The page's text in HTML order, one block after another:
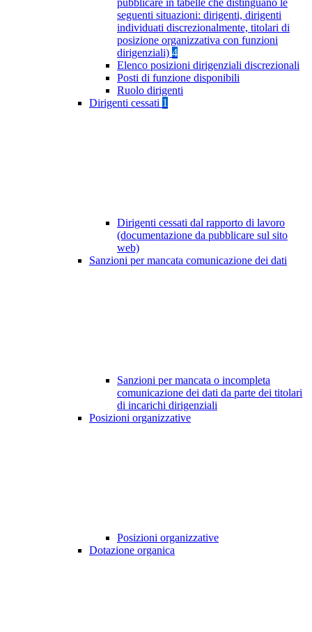
pubblicare in tabelle che distinguano le
seguenti situazioni: dirigenti, dirigenti
individuati discrezionalmente, titolari di
posizione organizzativa con funzioni
dirigenziali) 4
Elenco posizioni dirigenziali discrezionali
Posti di funzione disponibili
Ruolo dirigenti
Dirigenti cessati 1
Dirigenti cessati dal rapporto di lavoro
(documentazione da pubblicare sul sito
web)
Sanzioni per mancata comunicazione dei dati
Sanzioni per mancata o incompleta
comunicazione dei dati da parte dei titolari
di incarichi dirigenziali
Posizioni organizzative
Posizioni organizzative
Dotazione organica